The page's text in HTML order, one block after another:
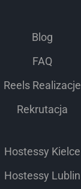
Blog
FAQ
Reels Realizacje
Rekrutacja
Hostessy Kielce
Hostessy Lublin